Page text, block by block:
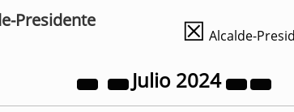
Presidente ☒ Alcalde-
Julio 2024